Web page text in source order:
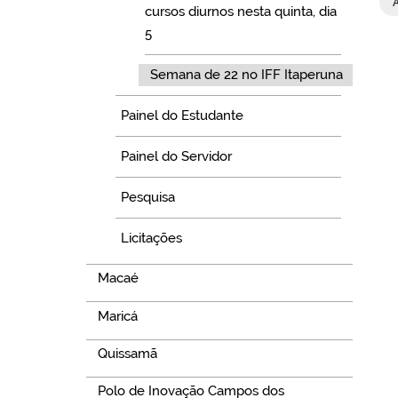
cursos diurnos nesta quinta, dia
5
Semana de 22 no IFF Itaperuna
Painel do Estudante
Painel do Servidor
Pesquisa
Licitações
Macaé
Maricá
Quissamã
Polo de Inovação Campos dos